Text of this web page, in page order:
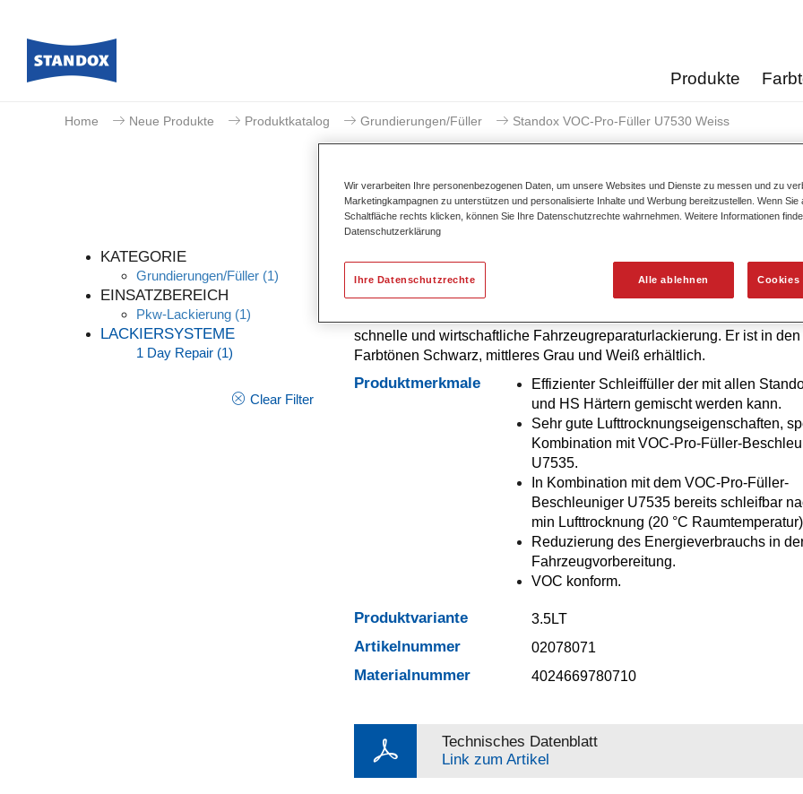
Produkte
Home Neue Produkte Produktkatalog Grundierungen/Füller Standox VOC-Pro-Füller U7530 Weiss
KATEGORIE
Grundierungen/Füller (1)
EINSATZBEREICH
Pkw-Lackierung (1)
LACKIERSYSTEME
1 Day Repair (1)
Clear Filter
Standox VOC-Pro-
schnelle und wirtschaftliche Fahrzeugreparaturlackierung. Er ist in den
Farbtönen Schwarz, mittleres Grau und Weiß erhältlich.
Produktmerkmale
Effizienter Schleiffüller der mit allen
und HS Härtern gemischt werden kann.
Sehr gute Lufttrocknungseigenschaften,
Kombination mit VOC-Pro-Füller-
U7535.
In Kombination mit dem VOC-Pro-Füller-
Beschleuniger U7535 bereits schleifbar
min Lufttrocknung (20 °C
Reduzierung des Energieverbrauchs in
Fahrzeugvorbereitung.
VOC konform.
Produktvariante 3.5LT
Artikelnummer 02078071
Materialnummer 4024669780710
Technisches Datenblatt
Link zum Artikel
Wir verarbeiten Ihre personenbezogenen Daten, um unsere Websites und Dienste zu messen und zu
Marketingkampagnen zu unterstützen und personalisierte Inhalte und Werbung bereitzustellen. Wenn Sie
Schaltfläche rechts klicken, können Sie Ihre Datenschutzrechte wahrnehmen. Weitere Informationen
Datenschutzerklärung
Alle ablehnen Cookies
Ihre Datenschutzrechte